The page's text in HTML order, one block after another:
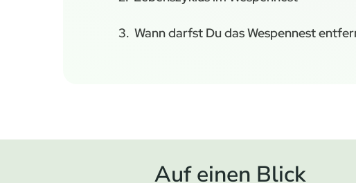
Wann darfst Du das Wespennest
Auf einen Blick